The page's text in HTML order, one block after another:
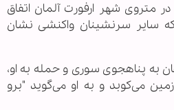
سوری در متروی شهر ارفورت آلمان اتفاق
سایر سرنشینان واکنشی نشان
به پناهجوی سوری و حمله به او،
می‌کوبد و به او می‌گوید "برو